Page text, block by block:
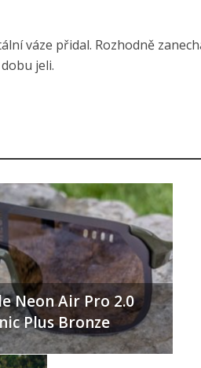
váze přidal. Rozhodně
jeli.
Neon Air Pro 2.0
Plus Bronze